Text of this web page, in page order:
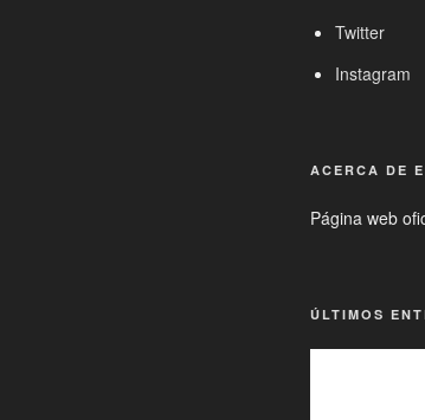
Twitter
Instagram
ACERCA DE
Página web
ÚLTIMOS